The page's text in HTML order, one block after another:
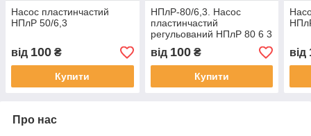
Насос пластинчастий
НПлР 50/6,3
від 100 ₴
Купити
НПлР-80/6,3. Насос
пластинчастий
регульований НПлР 80 6 3
від 100₴
Купити
від
Про нас